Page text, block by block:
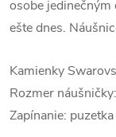
osobe
ešte dnes.
Kamienky
Rozmer
Zapínanie: puzetka